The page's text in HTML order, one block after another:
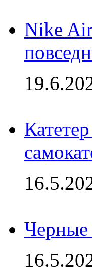
Nike
Черные